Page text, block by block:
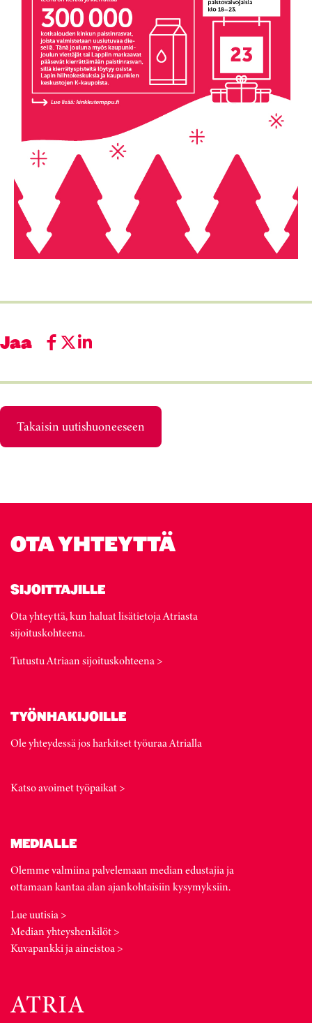
Jaa
Takaisin uutishuoneeseen
OTA YHTEYTTÄ
SIJOITTAJILLE
Ota yhteyttä, kun haluat lisätietoja Atriasta
sijoituskohteena.
Tutustu Atriaan sijoituskohteena >
TYÖNHAKIJOILLE
Ole yhteydessä jos harkitset työuraa Atrialla
Katso avoimet työpaikat >
MEDIALLE
Olemme valmiina palvelemaan median edustajia ja
ottamaan kantaa alan ajankohtaisiin kysymyksiin.
Lue uutisia >
Median yhteyshenkilöt >
Kuvapankki ja aineistoa >